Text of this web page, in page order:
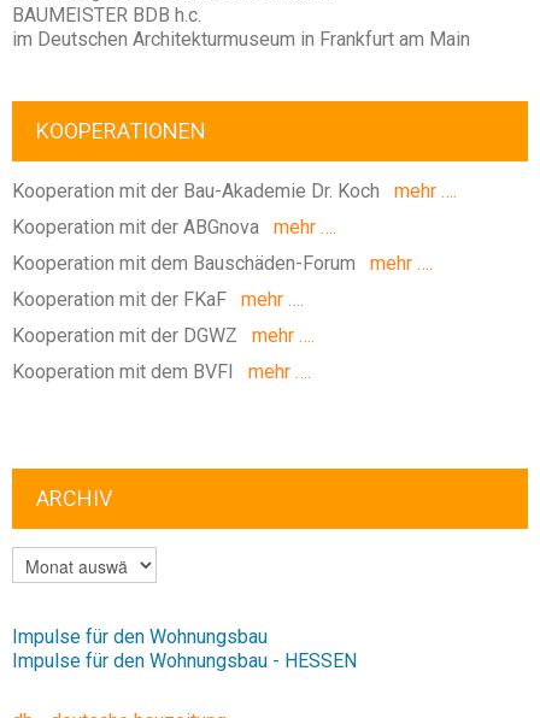
BAUMEISTER BDB h.c.
im Deutschen Architekturmuseum in Frankfurt am Main
KOOPERATIONEN
Kooperation mit der Bau-Akademie Dr. Koch mehr ….
Kooperation mit der ABGnova mehr ….
Kooperation mit dem Bauschäden-Forum mehr ….
Kooperation mit der FKaF mehr ….
Kooperation mit der DGWZ mehr ….
Kooperation mit dem BVFI
mehr ….
ARCHIV
ARCHIV
Impulse für den Wohnungsbau
Impulse für den Wohnungsbau - HESSEN